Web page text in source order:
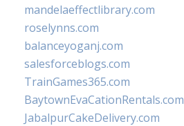
mandelaeffectlibrary.com
roselynns.com
balanceyoganj.com
salesforceblogs.com
TrainGames365.com
BaytownEvaCationRentals.com
JabalpurCakeDelivery.com